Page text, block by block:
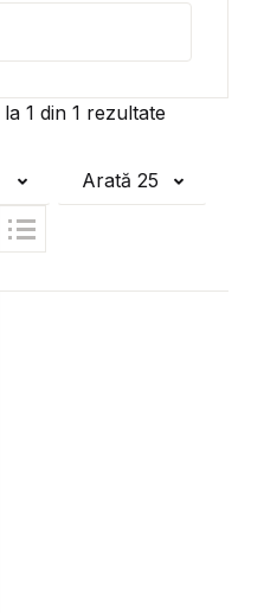
la 1 din 1 rezultate
Arată 25